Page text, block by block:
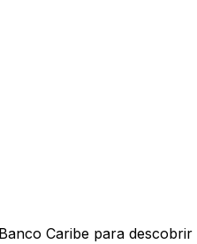
Caribe para descobrir